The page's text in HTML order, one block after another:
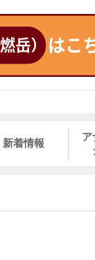
新着情報
ア